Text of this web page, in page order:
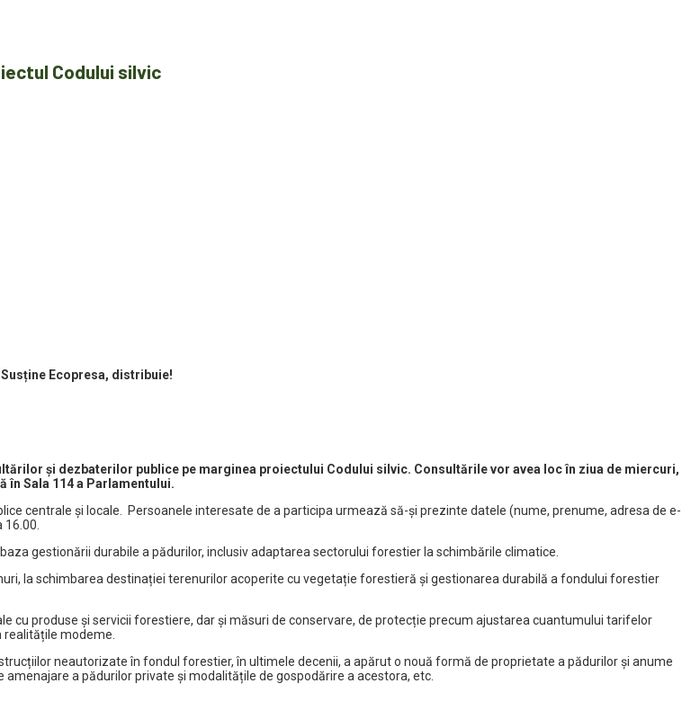
Codului silvic
Susține Ecopresa, distribuie!
și dezbaterilor publice pe marginea proiectului Codului silvic. Consultările vor avea loc în ziua de miercuri,
în Sala 114 a Parlamentului.
centrale și locale. Persoanele interesate de a participa urmează să-și prezinte datele (nume, prenume, adresa de e-
gestionării durabile a pădurilor, inclusiv adaptarea sectorului forestier la schimbările climatice.
la schimbarea destinației terenurilor acoperite cu vegetație forestieră și gestionarea durabilă a fondului forestier
cu produse și servicii forestiere, dar și măsuri de conservare, de protecție precum ajustarea cuantumului tarifelor
modeme.
neautorizate în fondul forestier, în ultimele decenii, a apărut o nouă formă de proprietate a pădurilor și anume
a pădurilor private și modalitățile de gospodărire a acestora, etc.